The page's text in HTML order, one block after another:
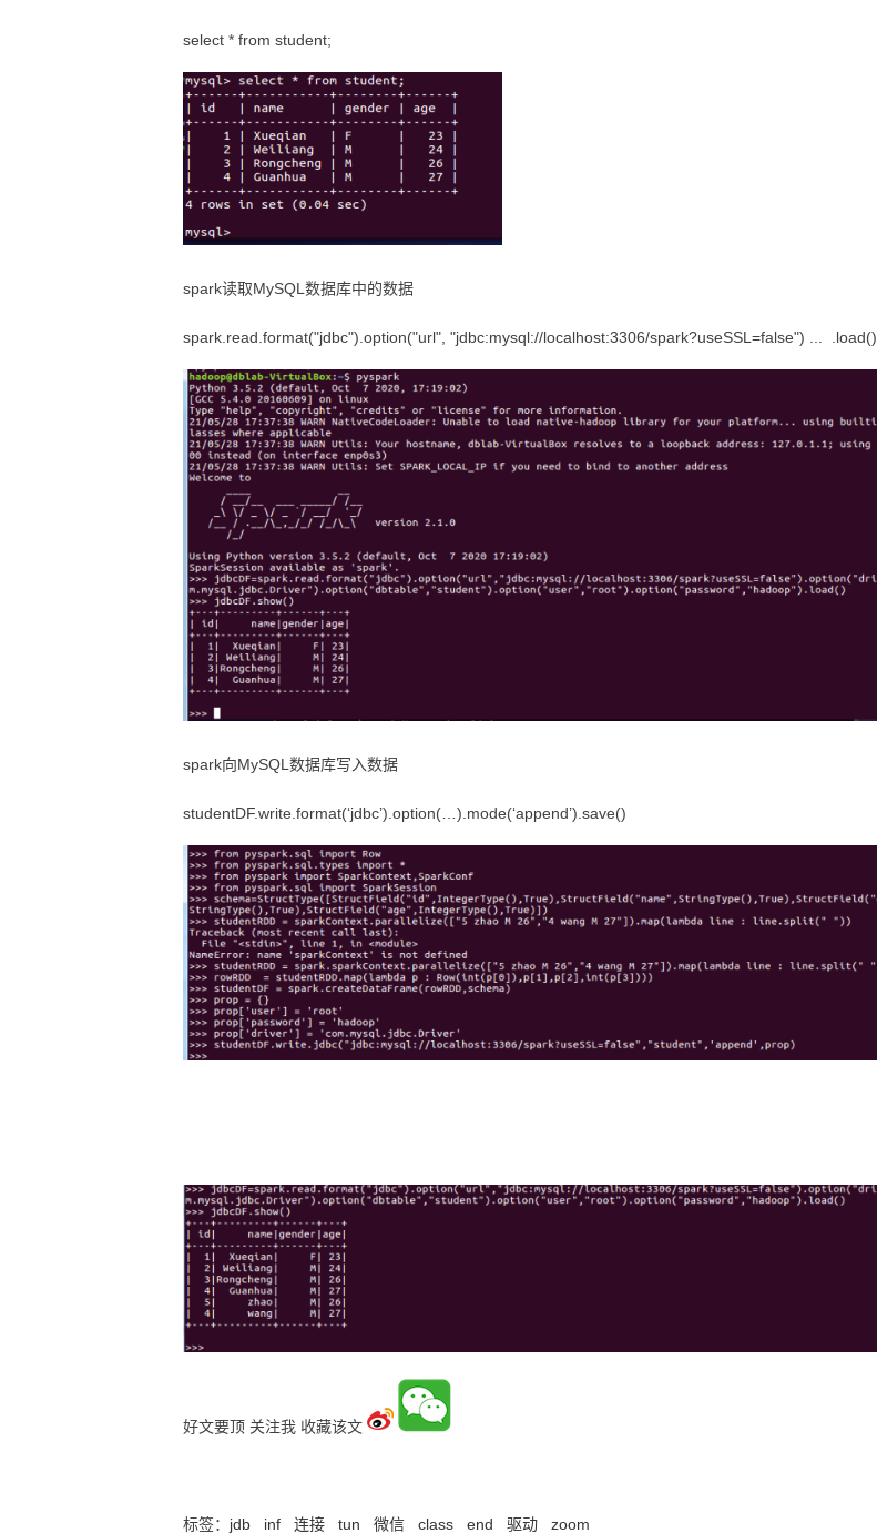
select * from student;
spark读取MySQL数据库中的数据
spark.read.format("jdbc").option("url", "jdbc:mysql://localhost:3306/spark?useSSL=false") ... .load()
spark向MySQL数据库写入数据
studentDF.write.format(‘jdbc’).option(…).mode(‘append’).save()
好文要顶 关注我 收藏该文
标签： jdb inf 连接 tun 微信 class end 驱动 zoom